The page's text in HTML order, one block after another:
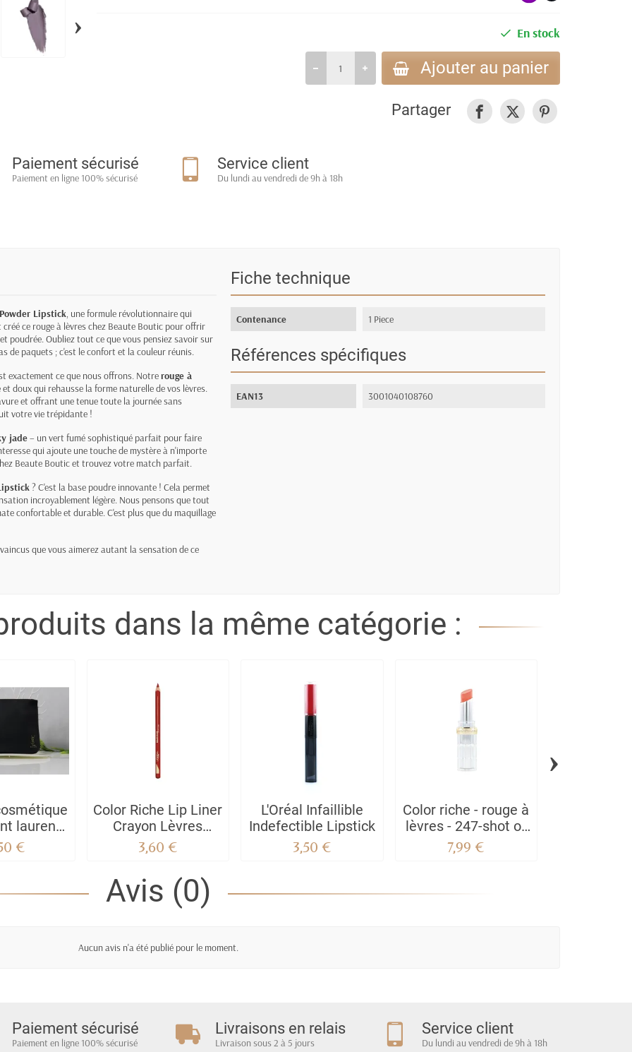
› En stock
Ajouter au panier
Partager
Paiement sécurisé
Paiement en ligne 100% sécurisé
Service client
Du lundi au vendredi de 9h à 18h
Lipstick, une formule révolutionnaire qui
ce rouge à lèvres chez Beaute Boutic pour offrir
poudrée. Oubliez tout ce que vous pensiez savoir sur
de paquets ; c'est le confort et la couleur réunis.
exactement ce que nous offrons. Notrerouge à
doux qui rehausse la forme naturelle de vos lèvres.
et offrant une tenue toute la journée sans
votre vie trépidante !
jade– un vert fumé sophistiqué parfait pour faire
qui ajoute une touche de mystère à n'importe
Beaute Boutic et trouvez votre match parfait.
? C'est la base poudre innovante ! Cela permet
incroyablement légère. Nous pensons que tout
confortable et durable. C'est plus que du maquillage
que vous aimerez autant la sensation de ce
Fiche technique
Contenance 1 Piece
Références spécifiques
EAN13 3001040108760
dans la même catégorie :
laurent
€
Color Riche Lip Liner
Crayon Lèvres
Crayon contour des
lèvres - 125 -
MAISON MARAIS
3,60 €
L'Oréal Infaillible
Indefectible Lipstick
3,50 €
Color riche - rouge à
lèvres - 247-shot of
sun
7,99 €
›
Avis (0)
Aucun avis n'a été publié pour le moment.
Paiement sécurisé
Paiement en ligne 100% sécurisé
Livraisons en relais
Livraison sous 2 à 5 jours
Service client
Du lundi au vendredi de 9h à 18h